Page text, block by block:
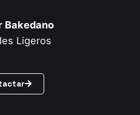
Bakedano
Ligeros